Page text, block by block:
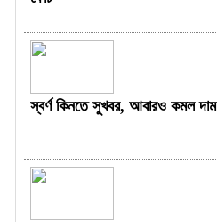
স্বর্ণ কিনতে সুখবর, আবারও কমল দাম